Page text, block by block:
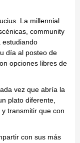
La millennial
community
estudiando
día al posteo de
opciones libres de
vez que abría la
plato diferente,
transmitir que con
con sus más